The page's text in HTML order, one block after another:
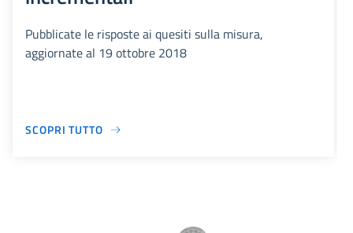
Pubblicate le risposte ai quesiti sulla misura,
aggiornate al 19 ottobre 2018
SCOPRI TUTTO